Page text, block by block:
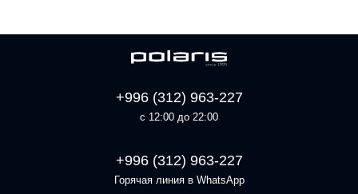
+996 (312) 963-227
с 12:00 до 22:00
+996 (312) 963-227
Горячая линия в WhatsApp